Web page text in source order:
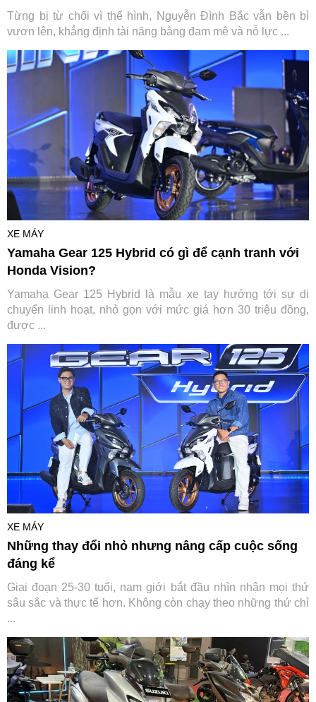
Từng bị từ chối vì thể hình, Nguyễn Đình Bắc vẫn bền bỉ
vươn lên, khẳng định tài năng bằng đam mê và nỗ lực ...
XE MÁY
Yamaha Gear 125 Hybrid có gì để cạnh tranh với
Honda Vision?
Yamaha Gear 125 Hybrid là mẫu xe tay hướng tới sự di
chuyển linh hoạt, nhỏ gọn với mức giá hơn 30 triệu đồng,
được ...
XE MÁY
Những thay đổi nhỏ nhưng nâng cấp cuộc sống
đáng kể
Giai đoạn 25-30 tuổi, nam giới bắt đầu nhìn nhận mọi thứ
sâu sắc và thực tế hơn. Không còn chạy theo những thứ chỉ
...